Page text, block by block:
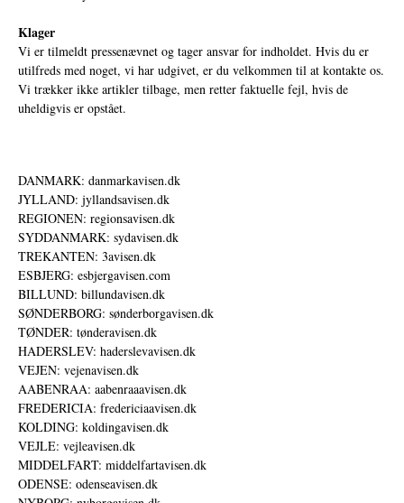
Klager
Vi er tilmeldt pressenævnet og tager ansvar for indholdet. Hvis du er
utilfreds med noget, vi har udgivet, er du velkommen til at kontakte os.
Vi trækker ikke artikler tilbage, men retter faktuelle fejl, hvis de
uheldigvis er opstået.
DANMARK: danmarkavisen.dk
JYLLAND: jyllandsavisen.dk
REGIONEN: regionsavisen.dk
SYDDANMARK: sydavisen.dk
TREKANTEN: 3avisen.dk
ESBJERG: esbjergavisen.com
BILLUND: billundavisen.dk
SØNDERBORG: sønderborgavisen.dk
TØNDER: tønderavisen.dk
HADERSLEV: haderslevavisen.dk
VEJEN: vejenavisen.dk
AABENRAA: aabenraaavisen.dk
FREDERICIA: fredericiaavisen.dk
KOLDING: koldingavisen.dk
VEJLE: vejleavisen.dk
MIDDELFART: middelfartavisen.dk
ODENSE: odenseavisen.dk